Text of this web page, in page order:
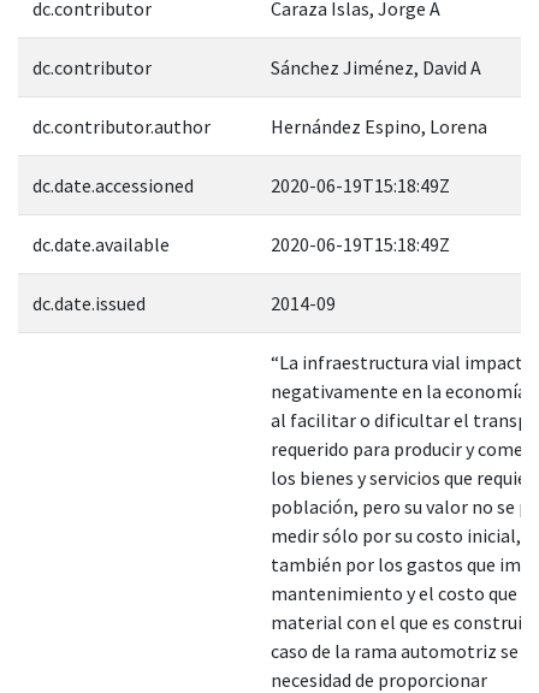
dc.contributor Caraza Islas, Jorge A
dc.contributor Sánchez Jiménez, David A
dc.contributor.author Hernández Espino, Lorena
dc.date.accessioned 2020-06-19T15:18:49Z
dc.date.available 2020-06-19T15:18:49Z
dc.date.issued 2014-09
“La infraestructura vial impacta
negativamente en la economía
al facilitar o dificultar el
requerido para producir y
los bienes y servicios que
población, pero su valor no se
medir sólo por su costo inicial,
también por los gastos que
mantenimiento y el costo que
material con el que es
caso de la rama automotriz se
necesidad de proporcionar